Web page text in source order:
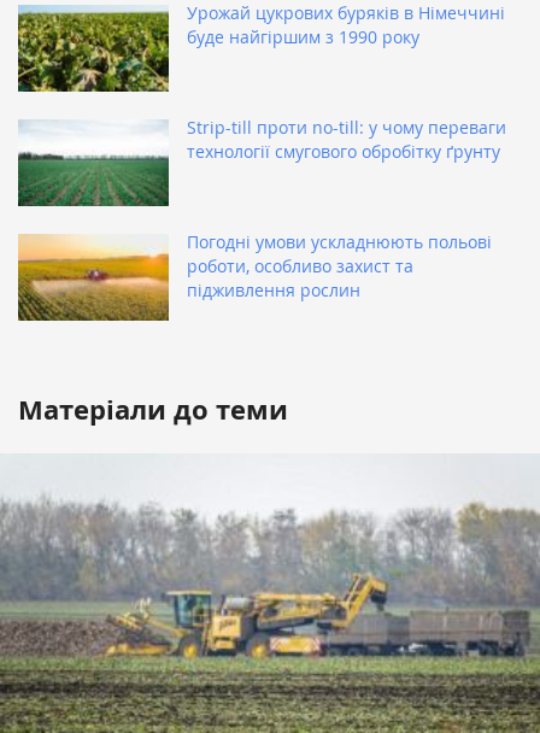
Урожай цукрових буряків в Німеччині
буде найгіршим з 1990 року
Strip-till проти no-till: у чому переваги
технології смугового обробітку ґрунту
Погодні умови ускладнюють польові
роботи, особливо захист та
підживлення рослин
Матеріали до теми